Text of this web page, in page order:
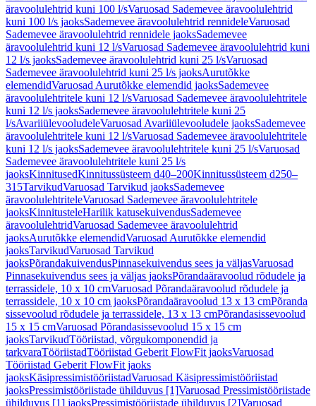
äravoolulehtrid kuni 100 l/sVaruosad Sademevee äravoolulehtrid
kuni 100 l/s jaoksSademevee äravoolulehtrid rennideleVaruosad
Sademevee äravoolulehtrid rennidele jaoksSademevee
äravoolulehtrid kuni 12 l/sVaruosad Sademevee äravoolulehtrid kuni
12 l/s jaoksSademevee äravoolulehtrid kuni 25 l/sVaruosad
Sademevee äravoolulehtrid kuni 25 l/s jaoksAurutõkke
elemendidVaruosad Aurutõkke elemendid jaoksSademevee
äravoolulehtritele kuni 12 l/sVaruosad Sademevee äravoolulehtritele
kuni 12 l/s jaoksSademevee äravoolulehtritele kuni 25
l/sAvariiülevooludeleVaruosad Avariiülevooludele jaoksSademevee
äravoolulehtritele kuni 12 l/sVaruosad Sademevee äravoolulehtritele
kuni 12 l/s jaoksSademevee äravoolulehtritele kuni 25 l/sVaruosad
Sademevee äravoolulehtritele kuni 25 l/s
jaoksKinnitusedKinnitussüsteem d40–200Kinnitussüsteem d250–
315TarvikudVaruosad Tarvikud jaoksSademevee
äravoolulehtriteleVaruosad Sademevee äravoolulehtritele
jaoksKinnitusteleHarilik katusekuivendusSademevee
äravoolulehtridVaruosad Sademevee äravoolulehtrid
jaoksAurutõkke elemendidVaruosad Aurutõkke elemendid
jaoksTarvikudVaruosad Tarvikud
jaoksPõrandakuivendusPinnasekuivendus sees ja väljasVaruosad
Pinnasekuivendus sees ja väljas jaoksPõrandaäravoolud rõdudele ja
terrassidele, 10 x 10 cmVaruosad Põrandaäravoolud rõdudele ja
terrassidele, 10 x 10 cm jaoksPõrandaäravoolud 13 x 13 cmPõranda
sissevoolud rõdudele ja terrassidele, 13 x 13 cmPõrandasissevoolud
15 x 15 cmVaruosad Põrandasissevoolud 15 x 15 cm
jaoksTarvikudTööriistad, võrgukomponendid ja
tarkvaraTööriistadTööriistad Geberit FlowFit jaoksVaruosad
Tööriistad Geberit FlowFit jaoks
jaoksKäsipressimistööriistadVaruosad Käsipressimistööriistad
jaoksPressimistööriistade ühilduvus [1]Varuosad Pressimistööriistade
ühilduvus [1] jaoksPressimistööriistade ühilduvus [2]Varuosad